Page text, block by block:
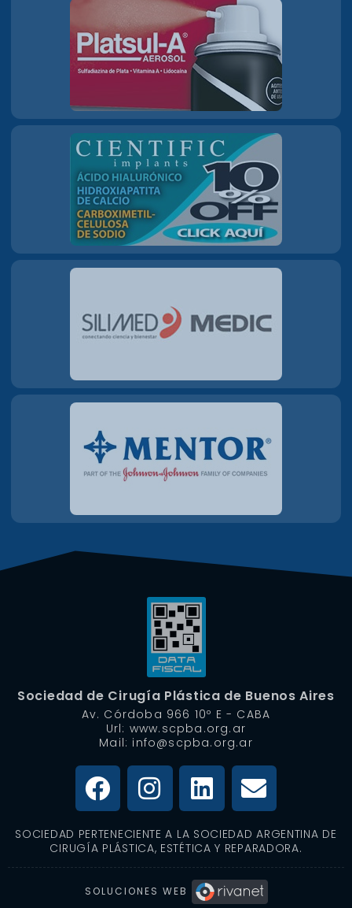
Sociedad de Cirugía Plástica de Buenos Aires
Av. Córdoba 966 10º E - CABA
Url: www.scpba.org.ar
Mail: info@scpba.org.ar
SOCIEDAD PERTENECIENTE A LA SOCIEDAD ARGENTINA DE
CIRUGÍA PLÁSTICA, ESTÉTICA Y REPARADORA.
SOLUCIONES WEB